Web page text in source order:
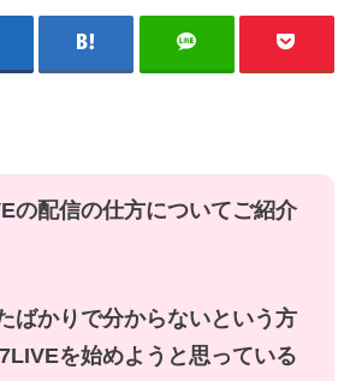
の配信の仕方についてご紹介
ばかりで分からないという方
を始めようと思っている